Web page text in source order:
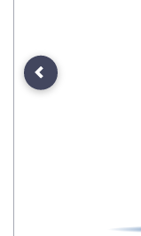
Previous